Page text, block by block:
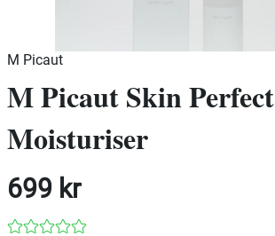
M Picaut
M Picaut Skin Perfect
Moisturiser
699 kr